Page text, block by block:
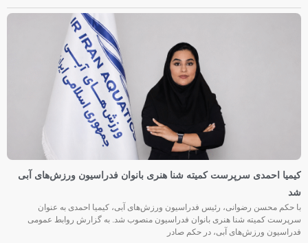
کیمیا احمدی سرپرست کمیته شنا هنری بانوان فدراسیون ورزش‌های آبی
شد
با حکم محسن رضوانی، رئیس فدراسیون ورزش‌های آبی، کیمیا احمدی به عنوان
سرپرست کمیته شنا هنری بانوان فدراسیون منصوب شد. به گزارش روابط عمومی
فدراسیون ورزش‌های آبی، در حکم صادر